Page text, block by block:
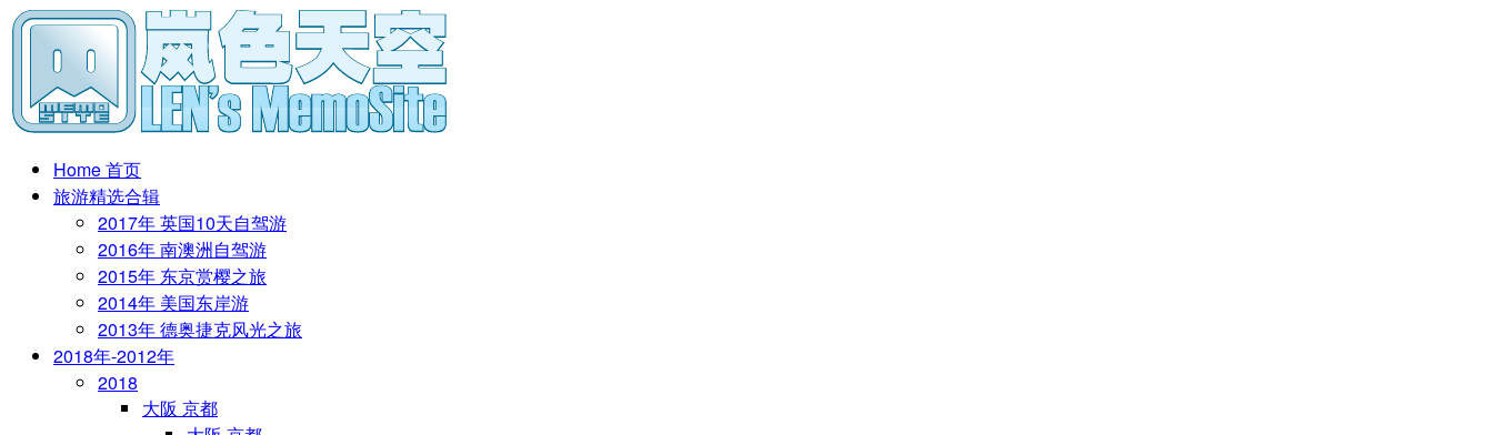
Home 首页
旅游精选合辑
2017年 英国10天自驾游
2016年 南澳洲自驾游
2015年 东京赏樱之旅
2014年 美国东岸游
2013年 德奥捷克风光之旅
2018年-2012年
2018
大阪 京都